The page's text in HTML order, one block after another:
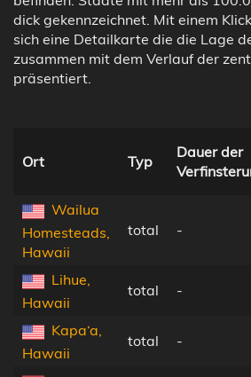
dick gekennzeichnet. Mit einem
sich eine Detailkarte die die Lage
zusammen mit dem Verlauf der
präsentiert.
Ort Typ
Dauer der
Wailua
Homesteads,
Hawaii
total -
Lihue,
Hawaii
total -
Kapa‘a,
Hawaii
total -